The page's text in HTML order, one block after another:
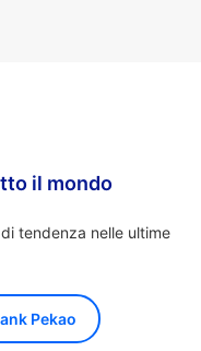
il mondo
tendenza nelle ultime
Pekao